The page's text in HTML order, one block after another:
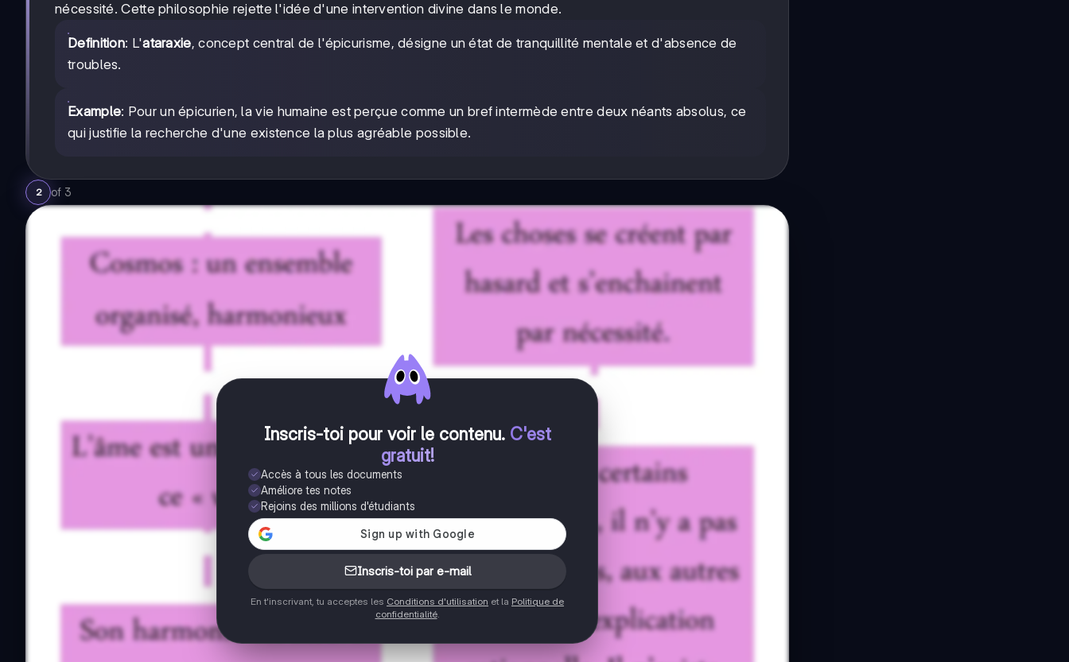
nécessité. Cette philosophie rejette l'idée d'une intervention divine dans le monde.
Definition: L'ataraxie, concept central de l'épicurisme, désigne un état de tranquillité mentale et d'absence de
troubles.
Example: Pour un épicurien, la vie humaine est perçue comme un bref intermède entre deux néants absolus, ce
qui justifie la recherche d'une existence la plus agréable possible.
2 of 3
Inscris-toi pour voir le contenu. C'est
gratuit!
Accès à tous les documents
Améliore tes notes
Rejoins des millions d'étudiants
Inscris-toi par e-mail
En t'inscrivant, tu acceptes les Conditions d'utilisation et la Politique de
confidentialité.